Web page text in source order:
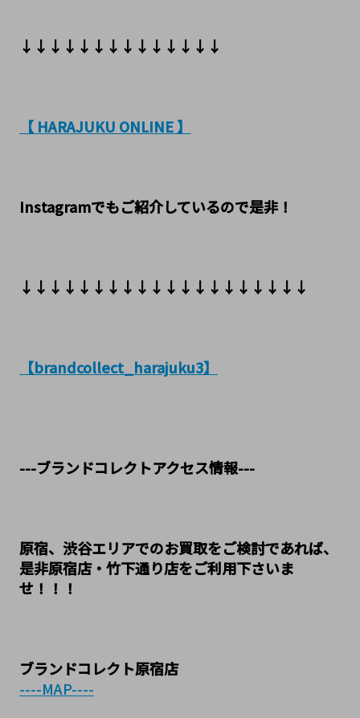
↓↓↓↓↓↓↓↓↓↓↓↓↓↓
【 HARAJUKU ONLINE 】
Instagramでもご紹介しているので是非！
↓↓↓↓↓↓↓↓↓↓↓↓↓↓↓↓↓↓↓↓
【brandcollect_harajuku3】
---ブランドコレクトアクセス情報---
原宿、渋谷エリアでのお買取をご検討であれば、
是非原宿店・竹下通り店をご利用下さいま
せ！！！
ブランドコレクト原宿店
----MAP----